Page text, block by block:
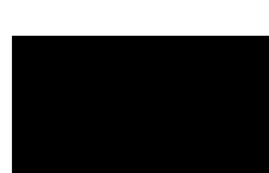
to